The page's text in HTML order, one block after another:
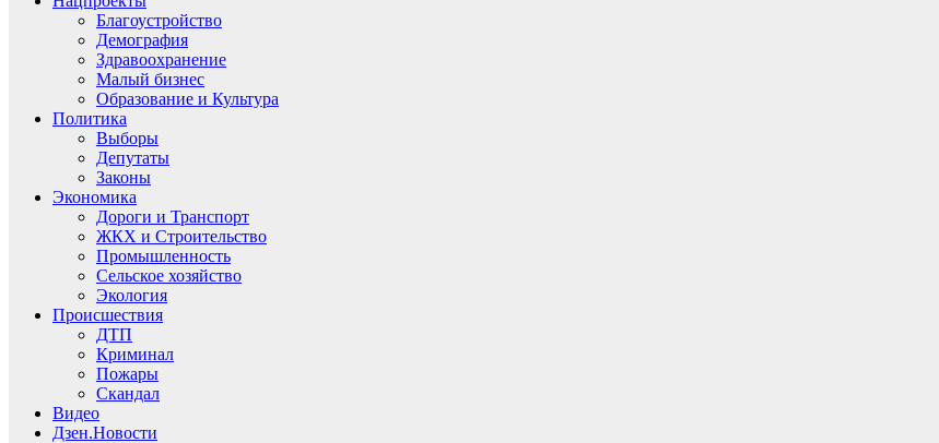
Благоустройство
Демография
Здравоохранение
Малый бизнес
Образование и Культура
Политика
Выборы
Депутаты
Законы
Экономика
Дороги и Транспорт
ЖКХ и Строительство
Промышленность
Сельское хозяйство
Экология
Происшествия
ДТП
Криминал
Пожары
Скандал
Видео
Дзен.Новости